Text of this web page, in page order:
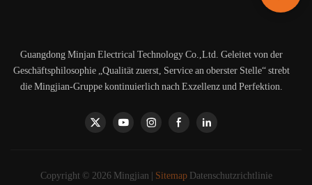
Guangdong Minjan Electrical Technology Co.,Ltd. Geleitet von der
Geschäftsphilosophie „Qualität zuerst, Service an oberster Stelle“ strebt
die Mingjian-Gruppe kontinuierlich nach Exzellenz und Perfektion.
Copyright © 2026 Mingjian | Sitemap Datenschutzrichtlinie